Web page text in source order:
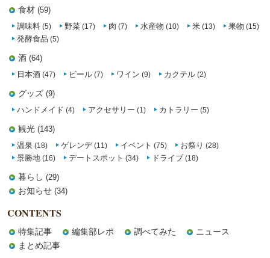
食材 (59)
調味料 (5) 野菜 (17) 肉 (7) 水産物 (10) 米 (13) 果物 (15)
発酵食品 (5)
酒 (64)
日本酒 (47) ビール (7) ワイン (9) カクテル (2)
グッズ (9)
ハンドメイド (4) アクセサリー (1) カトラリー (5)
観光 (143)
温泉 (18) ゲレンデ(11) イベント (75) お祭り (28)
景勝地 (16) デートスポット (34) ドライブ (18)
暮らし (29)
お知らせ (34)
CONTENTS
特集記事 編集部レポ 調べてみた
ニュース
まとめ記事